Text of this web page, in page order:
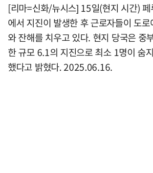
[리마=신화/뉴시스] 15일(현지 시간)
에서 지진이 발생한 후 근로자들이 도
와 잔해를 치우고 있다. 현지 당국은 중
한 규모 6.1의 지진으로 최소 1명이 숨
했다고 밝혔다. 2025.06.16.